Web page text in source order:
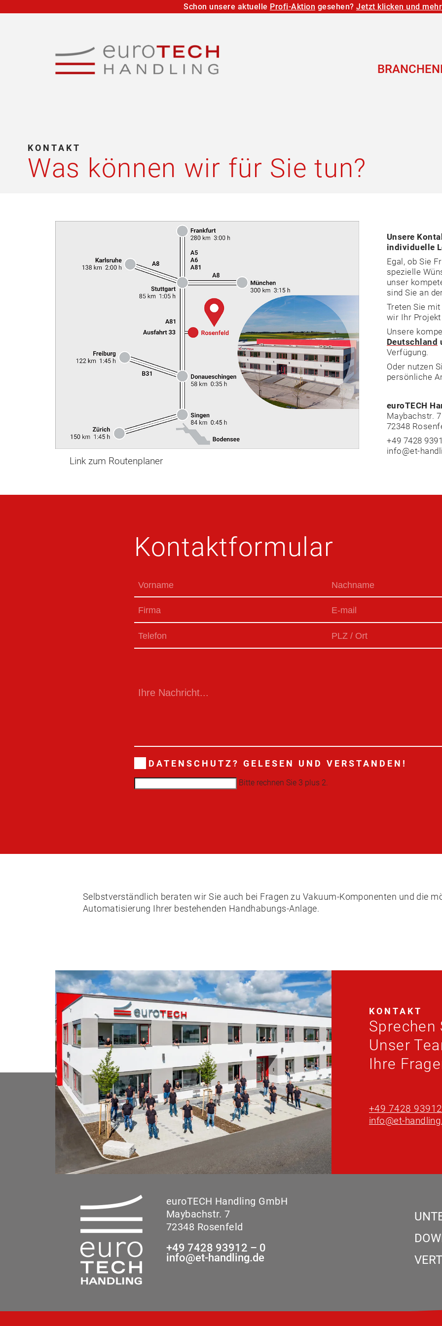
Schon unsere aktuelle Profi-Aktion gesehen? Jetzt klicken und
BRANCHEN
KONTAKT
Was können wir für Sie tun?
Link zum Routenplaner
Unsere
individuelle
Egal, ob Sie
spezielle
unser
sind Sie an
Treten Sie
wir Ihr
Unsere
Deutschland
Verfügung.
Oder nutzen
persönliche
euroTECH
Maybachstr. 7
72348
+49 7428
info@et-
Kontakt­formular
DATENSCHUTZ? GELESEN UND VERSTANDEN!
Bitte rechnen Sie 3 plus 2.
Selbstverständlich beraten wir Sie auch bei Fragen zu Vakuum-Komponenten und die
Automatisierung Ihrer bestehenden Handhabungs-Anlage.
KONTAKT
Sprechen
Unser
Ihre
+49 7428
info@et-
euroTECH Handling GmbH
Maybachstr. 7
72348 Rosenfeld
+49 7428 93912 – 0
info@et-handling.de